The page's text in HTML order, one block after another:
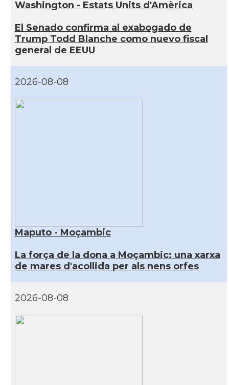
Washington - Estats Units d'Amèrica
El Senado confirma al exabogado de
Trump Todd Blanche como nuevo fiscal
general de EEUU
2026-08-08
Maputo - Moçambic
La força de la dona a Moçambic: una xarxa
de mares d'acollida per als nens orfes
2026-08-08